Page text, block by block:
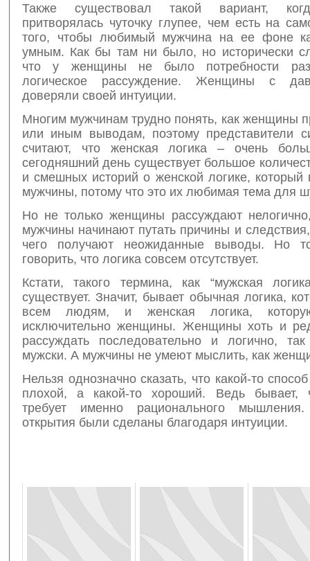
Также существовал такой вариант,
притворялась чуточку глупее, чем есть на
того, чтобы любимый мужчина на ее фоне
умным. Как бы там ни было, но исторически
что у женщины не было потребности
логическое рассуждение. Женщины с
доверяли своей интуиции.
Многим мужчинам трудно понять, как женщины
или иным выводам, поэтому представители
считают, что женская логика – очень
сегодняшний день существует большое
и смешных историй о женской логике,
мужчины, потому что это их любимая тема для
Но не только женщины рассуждают
мужчины начинают путать причины и
чего получают неожиданные выводы. Но
говорить, что логика совсем отсутствует.
Кстати, такого термина, как “мужская
существует. Значит, бывает обычная логика,
всем людям, и женская логика,
исключительно женщины. Женщины хоть и
рассуждать последовательно и логично,
мужски. А мужчины не умеют мыслить, как
Нельзя однозначно сказать, что какой-то
плохой, а какой-то хороший. Ведь бывает,
требует именно рационального
открытия были сделаны благодаря интуиции.